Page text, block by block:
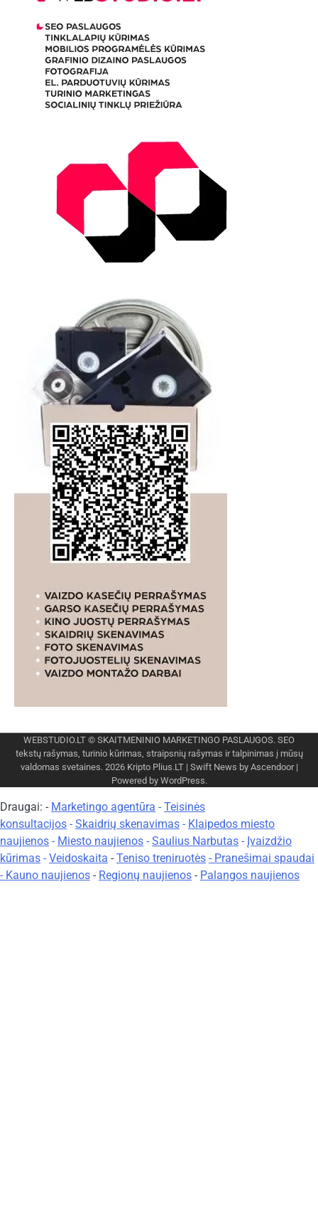
WEBSTUDIO.LT© SKAITMENINIO MARKETINGO PASLAUGOS. SEO
valdomas svetaines. 2026Kripto Plius.LT| Swift News byAscendoor|
Powered byWordPress.
Marketingo agentūra -Teisinės
naujienos -Miesto naujienos-Saulius Narbutas
kūrimas-Veidoskaita-Teniso treniruotės - Pranešimai spaudai
-Kauno naujienos-Regionų naujienos-Palangos naujienos